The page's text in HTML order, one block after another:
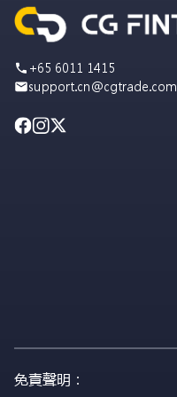
+65 6011 1415
support.cn@cgtrade.com
免責聲明：